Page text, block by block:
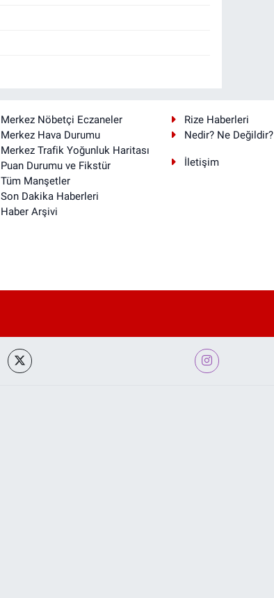
Merkez Nöbetçi Eczaneler
Merkez Hava Durumu
Merkez Trafik Yoğunluk Haritası
Puan Durumu ve Fikstür
Tüm Manşetler
Son Dakika Haberleri
Haber Arşivi
Rize Haberleri
Nedir? Ne Değildir?
İletişim